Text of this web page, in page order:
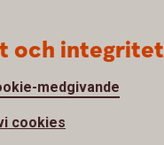
och integritet
medgivande
cookies